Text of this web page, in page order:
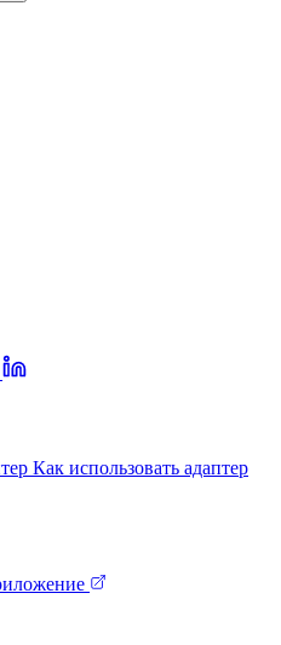
Как использовать адаптер